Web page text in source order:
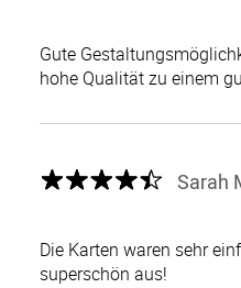
Gute
hohe Qualität zu einem
Sarah
Die Karten waren sehr
superschön aus!